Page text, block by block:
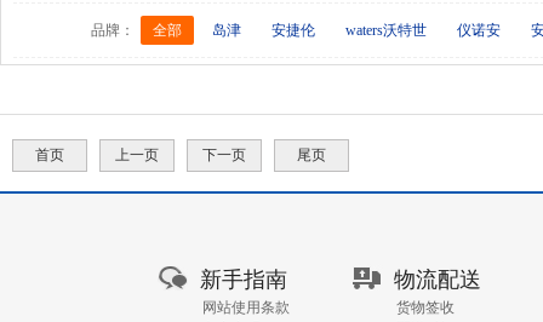
品牌： 全部 岛津 安捷伦 waters沃特世 仪诺安
首页 上一页 下一页 尾页
新手指南
网站使用条款
物流配送
货物签收